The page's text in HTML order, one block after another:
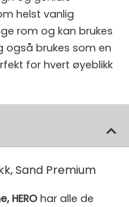
helst vanlig
rom og kan brukes
også brukes som en
for hvert øyeblikk
Sand Premium
HERO har alle de